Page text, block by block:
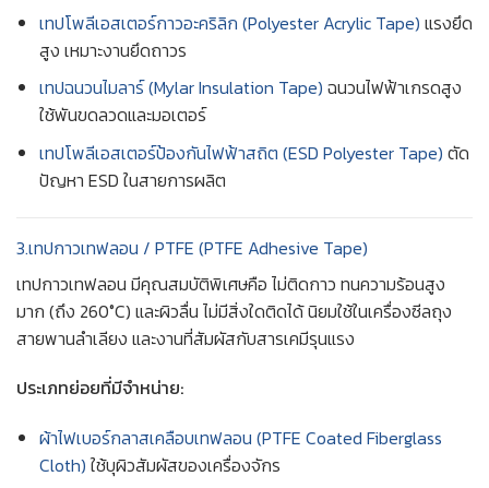
เทปโพลีเอสเตอร์กาวอะคริลิก (Polyester Acrylic Tape) แรงยึด
สูง เหมาะงานยึดถาวร
เทปฉนวนไมลาร์ (Mylar Insulation Tape) ฉนวนไฟฟ้าเกรดสูง
ใช้พันขดลวดและมอเตอร์
เทปโพลีเอสเตอร์ป้องกันไฟฟ้าสถิต (ESD Polyester Tape) ตัด
ปัญหา ESD ในสายการผลิต
3.เทปกาวเทฟลอน / PTFE (PTFE Adhesive Tape)
เทปกาวเทฟลอน มีคุณสมบัติพิเศษคือ ไม่ติดกาว ทนความร้อนสูง
มาก (ถึง 260°C) และผิวลื่น ไม่มีสิ่งใดติดได้ นิยมใช้ในเครื่องซีลถุง
สายพานลำเลียง และงานที่สัมผัสกับสารเคมีรุนแรง
ประเภทย่อยที่มีจำหน่าย:
ผ้าไฟเบอร์กลาสเคลือบเทฟลอน (PTFE Coated Fiberglass
Cloth) ใช้บุผิวสัมผัสของเครื่องจักร